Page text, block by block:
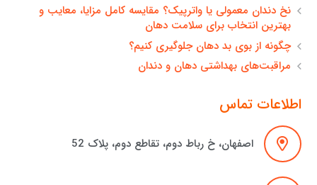
نخ دندان معمولی یا واترپیک؟ مقایسه کامل مزایا، معایب و
بهترین انتخاب برای سلامت دهان
چگونه از بوی بد دهان جلوگیری کنیم؟
مراقبت‌های بهداشتی دهان و دندان
اطلاعات تماس
اصفهان، خ رباط دوم، تقاطع دوم، پلاک 52